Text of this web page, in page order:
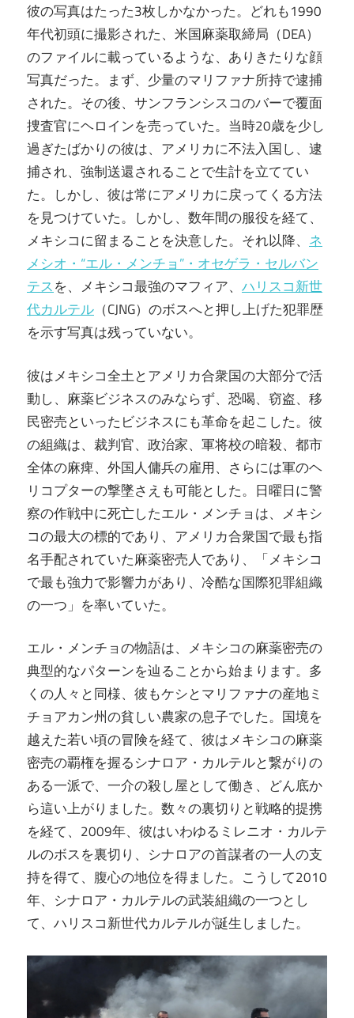
彼の写真はたった3枚しかなかった。どれも1990
年代初頭に撮影された、米国麻薬取締局（DEA）
のファイルに載っているような、ありきたりな顔
写真だった。まず、少量のマリファナ所持で逮捕
された。その後、サンフランシスコのバーで覆面
捜査官にヘロインを売っていた。当時20歳を少し
過ぎたばかりの彼は、アメリカに不法入国し、逮
捕され、強制送還されることで生計を立ててい
た。しかし、彼は常にアメリカに戻ってくる方法
を見つけていた。しかし、数年間の服役を経て、
メキシコに留まることを決意した。それ以降、 ネ
メシオ・“エル・メンチョ”・オセゲラ・セルバン
テスを、メキシコ最強のマフィア、 ハリスコ新世
代カルテル （CJNG）のボスへと押し上げた犯罪歴
を示す写真は残っていない。
彼はメキシコ全土とアメリカ合衆国の大部分で活
動し、麻薬ビジネスのみならず、恐喝、窃盗、移
民密売といったビジネスにも革命を起こした。彼
の組織は、裁判官、政治家、軍将校の暗殺、都市
全体の麻痺、外国人傭兵の雇用、さらには軍のヘ
リコプターの撃墜さえも可能とした。日曜日に警
察の作戦中に死亡したエル・メンチョは、メキシ
コの最大の標的であり、アメリカ合衆国で最も指
名手配されていた麻薬密売人であり、「メキシコ
で最も強力で影響力があり、冷酷な国際犯罪組織
の一つ」を率いていた。
エル・メンチョの物語は、メキシコの麻薬密売の
典型的なパターンを辿ることから始まります。多
くの人々と同様、彼もケシとマリファナの産地ミ
チョアカン州の貧しい農家の息子でした。国境を
越えた若い頃の冒険を経て、彼はメキシコの麻薬
密売の覇権を握るシナロア・カルテルと繋がりの
ある一派で、一介の殺し屋として働き、どん底か
ら這い上がりました。数々の裏切りと戦略的提携
を経て、2009年、彼はいわゆるミレニオ・カルテ
ルのボスを裏切り、シナロアの首謀者の一人の支
持を得て、腹心の地位を得ました。こうして2010
年、シナロア・カルテルの武装組織の一つとし
て、ハリスコ新世代カルテルが誕生しました。